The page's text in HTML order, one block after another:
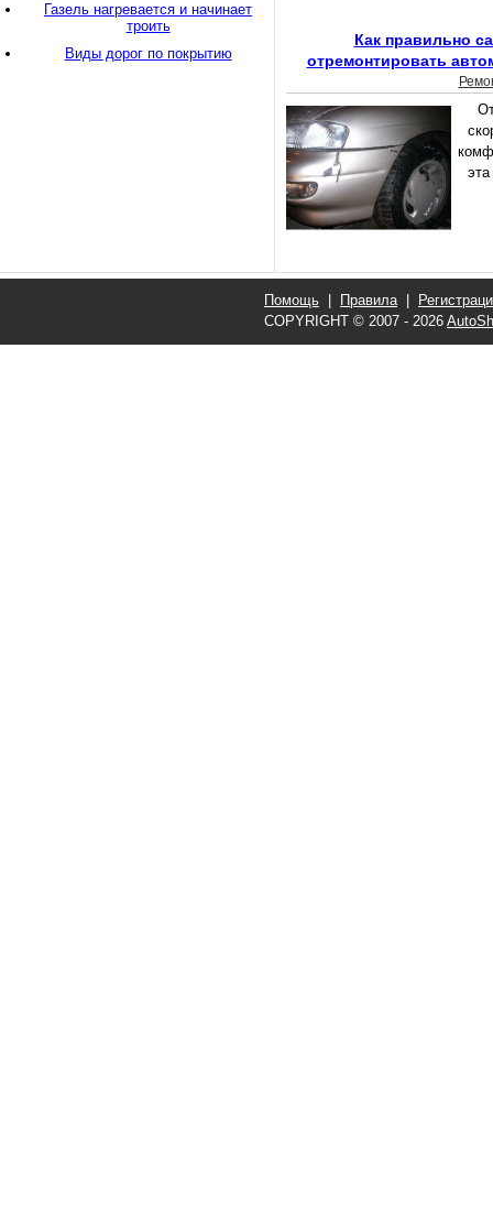
Как правильно
отремонтировать
Газель нагревается и начинает
троить
Виды дорог по покрытию
Помощь Правила|
COPYRIGHT © 2007 - 2026